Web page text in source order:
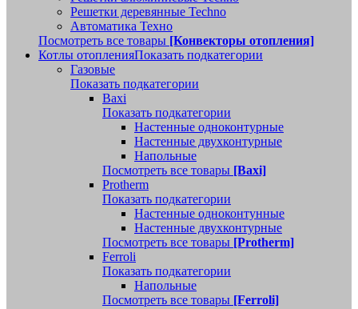
Решетки деревянные Techno
Автоматика Техно
Посмотреть все товары [Конвекторы отопления]
Котлы отопленияПоказать подкатегории
Газовые
Показать подкатегории
Baxi
Показать подкатегории
Настенные одноконтурные
Настенные двухконтурные
Напольные
Посмотреть все товары [Baxi]
Protherm
Показать подкатегории
Настенные одноконтунные
Настенные двухконтурные
Посмотреть все товары [Protherm]
Ferroli
Показать подкатегории
Напольные
Посмотреть все товары [Ferroli]